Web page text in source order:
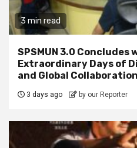
3 min read
SPSMUN 3.0 Concludes
Extraordinary Days of
and Global Collaboration
3 days ago by our Reporter